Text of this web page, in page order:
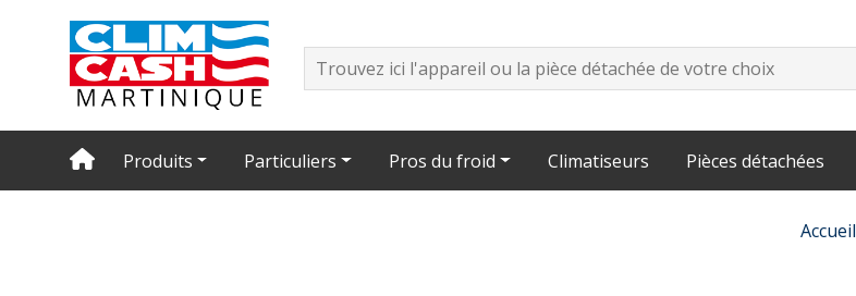
Produits Particuliers Pros du froid Climatiseurs Pièces détachées
Accueil